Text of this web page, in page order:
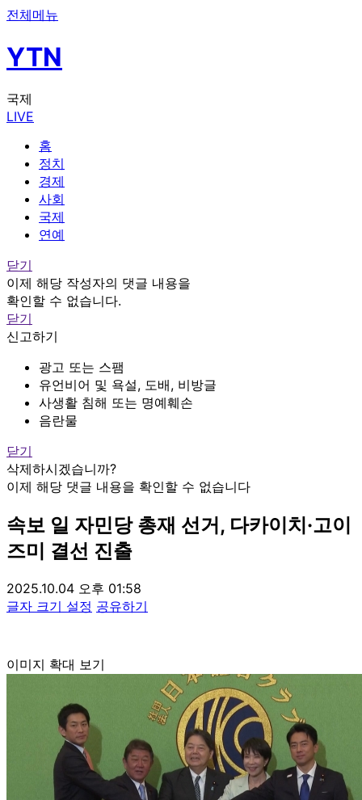
전체메뉴
YTN
국제
LIVE
홈
정치
경제
사회
국제
연예
닫기
이제 해당 작성자의 댓글 내용을
확인할 수 없습니다.
닫기
신고하기
광고 또는 스팸
유언비어 및 욕설, 도배, 비방글
사생활 침해 또는 명예훼손
음란물
닫기
삭제하시겠습니까?
이제 해당 댓글 내용을 확인할 수 없습니다
속보 일 자민당 총재 선거, 다카이치·고이
즈미 결선 진출
2025.10.04 오후 01:58
글자 크기 설정 공유하기
이미지 확대 보기